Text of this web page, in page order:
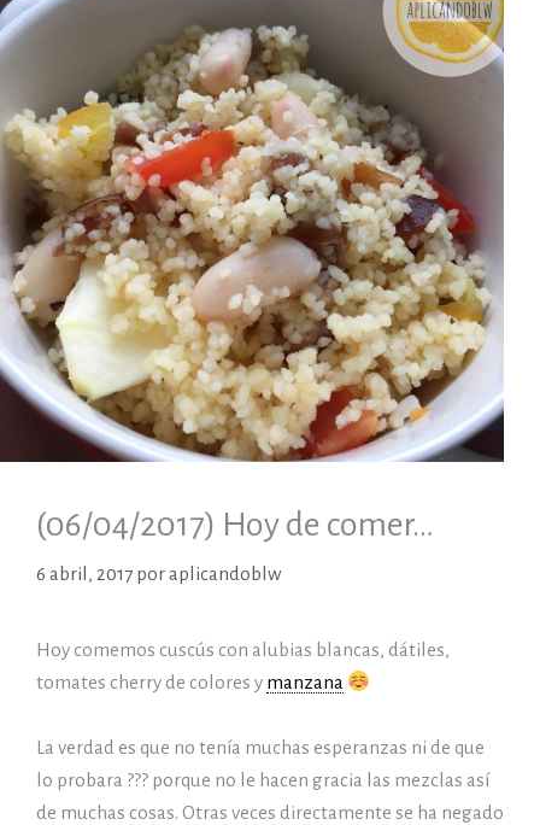
(06/04/2017) Hoy de comer…
6 abril, 2017 poraplicandoblw
Hoy comemos cuscús con alubias blancas, dátiles,
tomates cherry de colores y manzana
La verdad es que no tenía muchas esperanzas ni de que
lo probara ??? porque no le hacen gracia las mezclas así
de muchas cosas. Otras veces directamente se ha negado